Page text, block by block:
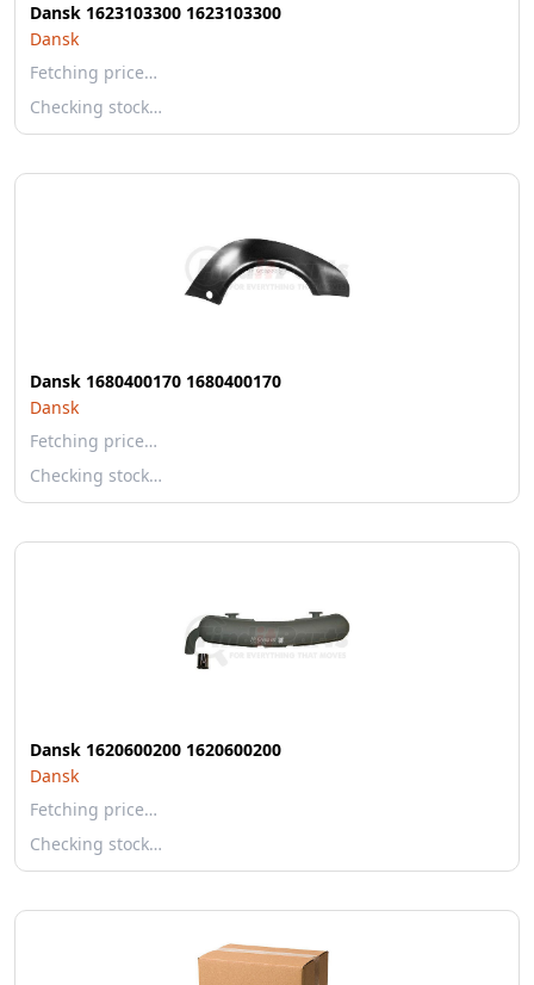
Dansk 1623103300 1623103300
Dansk
Fetching price…
Checking stock…
Dansk 1680400170 1680400170
Dansk
Fetching price…
Checking stock…
Dansk 1620600200 1620600200
Dansk
Fetching price…
Checking stock…